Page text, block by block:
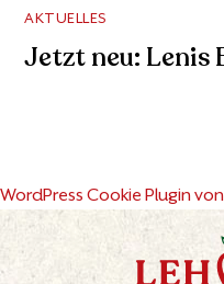
AKTUELLES
Jetzt neu: Lenis
WordPress Cookie Plugin